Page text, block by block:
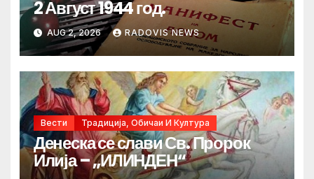
2 Август 1944 год.
AUG 2, 2026 RADOVIS NEWS
Вести Традиција, Обичаи И Култура
Денеска се слави Св. Пророк
Илија – „ИЛИНДЕН“